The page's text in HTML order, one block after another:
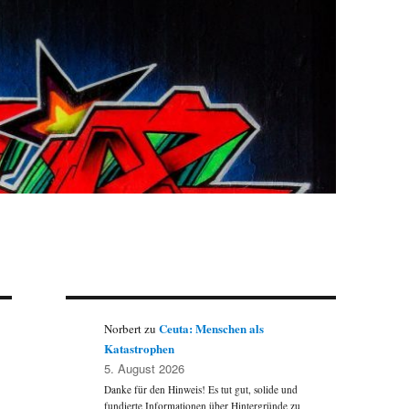
NorbertzuCeuta: Menschen als
Katastrophen
5. August 2026
Danke für den Hinweis! Es tut gut, solide und
fundierte Informationen über Hintergründe zu